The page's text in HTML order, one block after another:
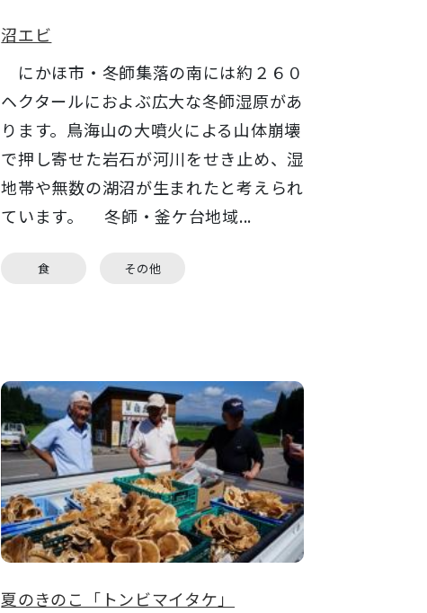
沼エビ
にかほ市・冬師集落の南には約２６０
ヘクタールにおよぶ広大な冬師湿原があ
ります。鳥海山の大噴火による山体崩壊
で押し寄せた岩石が河川をせき止め、湿
地帯や無数の湖沼が生まれたと考えられ
ています。 冬師・釜ケ台地域...
食 その他
夏のきのこ「トンビマイタケ」